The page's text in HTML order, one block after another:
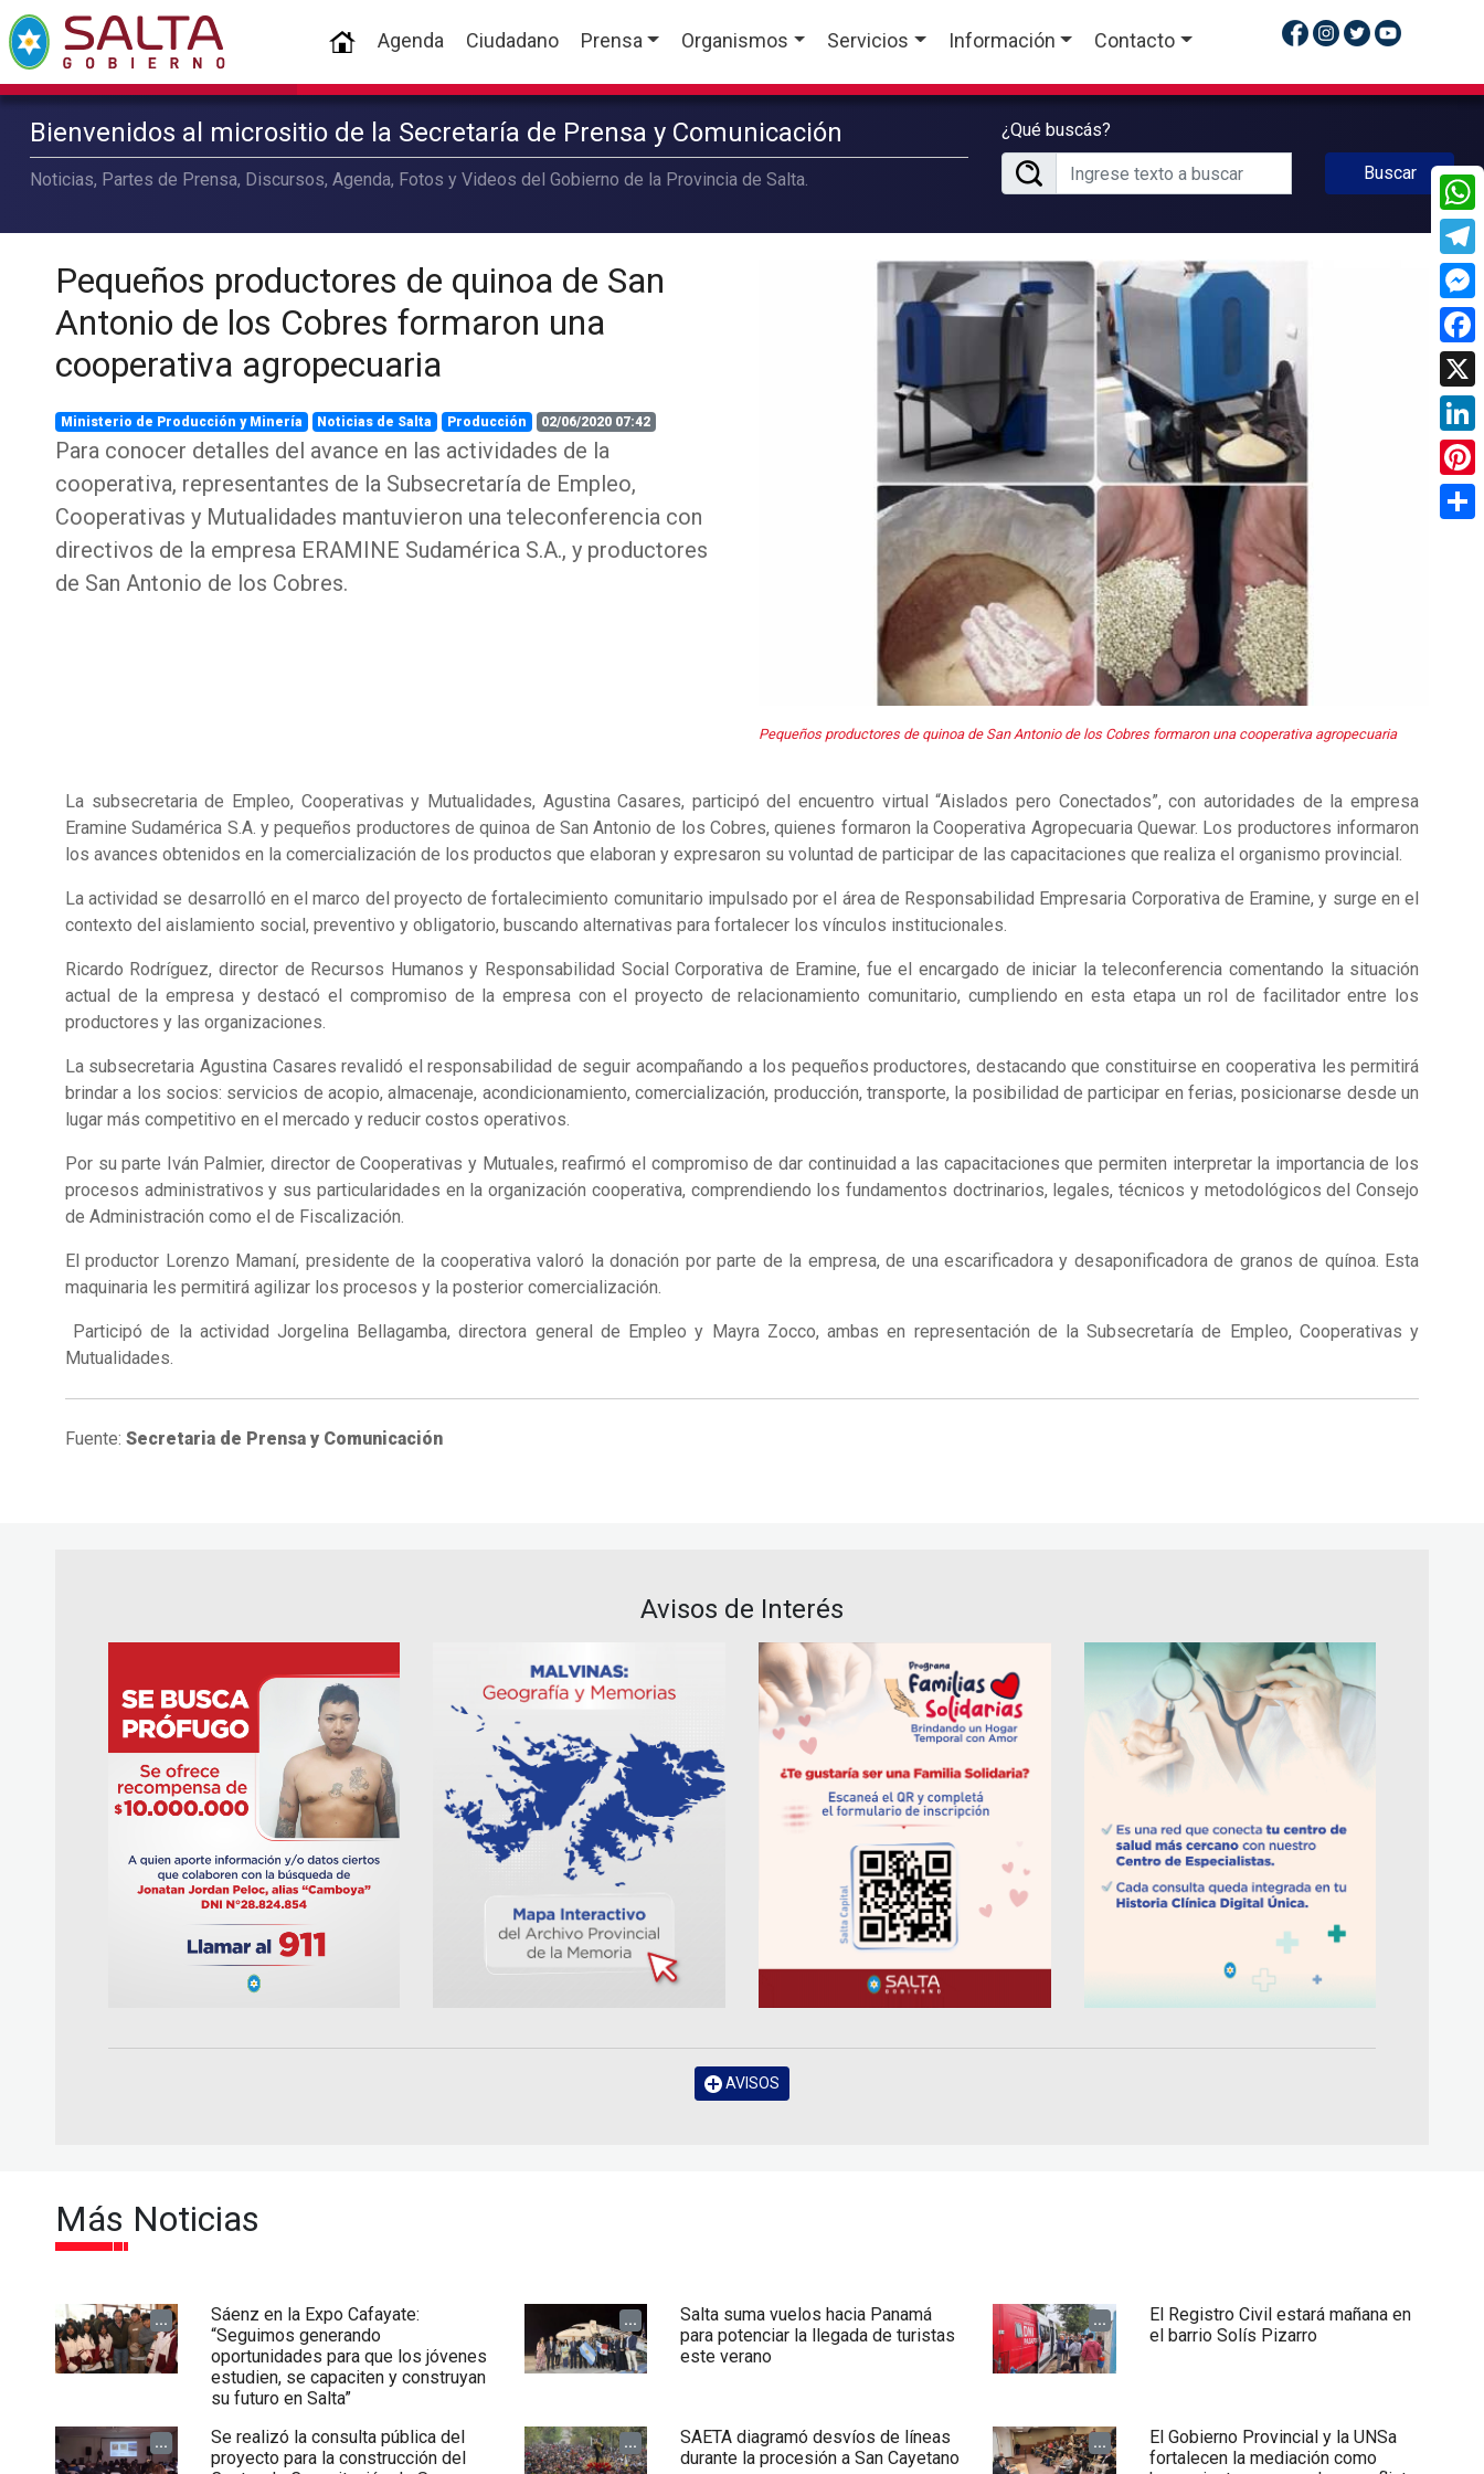
(current)
Agenda Ciudadano Prensa Organismos Servicios Información Contacto
Bienvenidos al micrositio de la Secretaría de Prensa y Comunicación
Noticias, Partes de Prensa, Discursos, Agenda, Fotos y Videos del Gobierno de la Provincia de Salta.
¿Qué buscás?
Buscar
Pequeños productores de quinoa de San
Antonio de los Cobres formaron una
cooperativa agropecuaria
Ministerio de Producción y Minería Noticias de Salta Producción 02/06/2020 07:42
Para conocer detalles del avance en las actividades de la
cooperativa, representantes de la Subsecretaría de Empleo,
Cooperativas y Mutualidades mantuvieron una teleconferencia con
directivos de la empresa ERAMINE Sudamérica S.A., y productores
de San Antonio de los Cobres.
Pequeños productores de quinoa de San Antonio de los Cobres formaron una cooperativa agropecuaria
La subsecretaria de Empleo, Cooperativas y Mutualidades, Agustina Casares, participó del encuentro virtual “Aislados pero Conectados”, con autoridades de la empresa
Eramine Sudamérica S.A. y pequeños productores de quinoa de San Antonio de los Cobres, quienes formaron la Cooperativa Agropecuaria Quewar. Los productores informaron
los avances obtenidos en la comercialización de los productos que elaboran y expresaron su voluntad de participar de las capacitaciones que realiza el organismo provincial.
La actividad se desarrolló en el marco del proyecto de fortalecimiento comunitario impulsado por el área de Responsabilidad Empresaria Corporativa de Eramine, y surge en el
contexto del aislamiento social, preventivo y obligatorio, buscando alternativas para fortalecer los vínculos institucionales.
Ricardo Rodríguez, director de Recursos Humanos y Responsabilidad Social Corporativa de Eramine, fue el encargado de iniciar la teleconferencia comentando la situación
actual de la empresa y destacó el compromiso de la empresa con el proyecto de relacionamiento comunitario, cumpliendo en esta etapa un rol de facilitador entre los
productores y las organizaciones.
La subsecretaria Agustina Casares revalidó el responsabilidad de seguir acompañando a los pequeños productores, destacando que constituirse en cooperativa les permitirá
brindar a los socios: servicios de acopio, almacenaje, acondicionamiento, comercialización, producción, transporte, la posibilidad de participar en ferias, posicionarse desde un
lugar más competitivo en el mercado y reducir costos operativos.
Por su parte Iván Palmier, director de Cooperativas y Mutuales, reafirmó el compromiso de dar continuidad a las capacitaciones que permiten interpretar la importancia de los
procesos administrativos y sus particularidades en la organización cooperativa, comprendiendo los fundamentos doctrinarios, legales, técnicos y metodológicos del Consejo
de Administración como el de Fiscalización.
El productor Lorenzo Mamaní, presidente de la cooperativa valoró la donación por parte de la empresa, de una escarificadora y desaponificadora de granos de quínoa. Esta
maquinaria les permitirá agilizar los procesos y la posterior comercialización.
Participó de la actividad Jorgelina Bellagamba, directora general de Empleo y Mayra Zocco, ambas en representación de la Subsecretaría de Empleo, Cooperativas y
Mutualidades.
Fuente: Secretaria de Prensa y Comunicación
Avisos de Interés
AVISOS
Más Noticias
...
Sáenz en la Expo Cafayate:
“Seguimos generando
oportunidades para que los jóvenes
estudien, se capaciten y construyan
su futuro en Salta”
...
Salta suma vuelos hacia Panamá
para potenciar la llegada de turistas
este verano
...
El Registro Civil estará mañana en
el barrio Solís Pizarro
...
Se realizó la consulta pública del
proyecto para la construcción del
...
SAETA diagramó desvíos de líneas
durante la procesión a San Cayetano
...
El Gobierno Provincial y la UNSa
fortalecen la mediación como
X